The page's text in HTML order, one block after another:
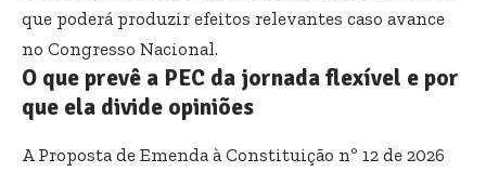
que poderá produzir efeitos relevantes caso avance
no Congresso Nacional.
O que prevê a PEC da jornada flexível e por
que ela divide opiniões
A Proposta de Emenda à Constituição nº 12 de 2026